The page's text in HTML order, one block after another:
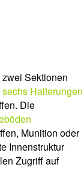
Sektionen
sechs Halterungen
Die
Munition oder
Innenstruktur
Zugriff auf